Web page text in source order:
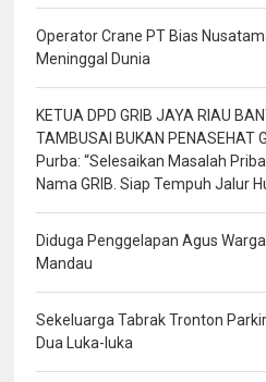
Operator Crane PT Bias
Meninggal Dunia
KETUA DPD GRIB JAYA RIAU
TAMBUSAI BUKAN PENASEHAT
Purba: “Selesaikan Masalah
Nama GRIB. Siap Tempuh Jalur
Diduga Penggelapan Agus
Mandau
Sekeluarga Tabrak Tronton
Dua Luka-luka